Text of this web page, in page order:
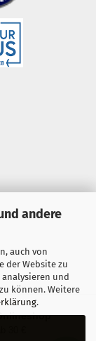
andere
auch von
der Website zu
und
können. Weitere
.
30 €